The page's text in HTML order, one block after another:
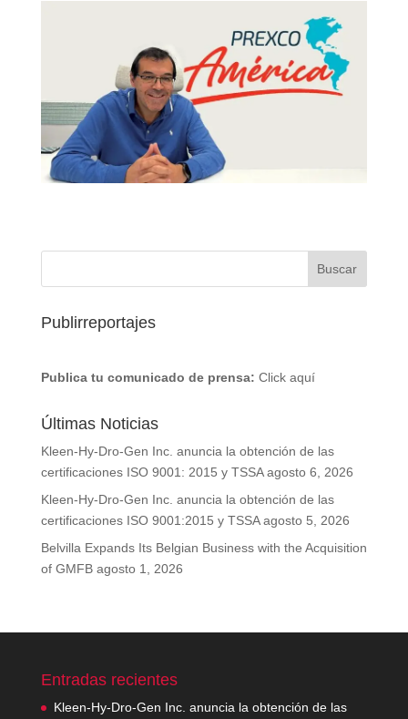
Publirreportajes
Publica tu comunicado de prensa: Click aquí
Últimas Noticias
Kleen-Hy-Dro-Gen Inc. anuncia la obtención de las
certificaciones ISO 9001: 2015 y TSSA agosto 6, 2026
Kleen-Hy-Dro-Gen Inc. anuncia la obtención de las
certificaciones ISO 9001:2015 y TSSA agosto 5, 2026
Belvilla Expands Its Belgian Business with the Acquisition
of GMFB agosto 1, 2026
Entradas recientes
Kleen-Hy-Dro-Gen Inc. anuncia la obtención de las